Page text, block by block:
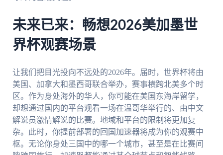
未来已来：畅想2026美加墨世
界杯观赛场景
让我们把目光投向不远处的2026年。届时，世界杯将由
美国、加拿大和墨西哥联合举办，赛事横跨北美多个时
区。作为身处海外的华人，你可能在美国东海岸留学，
却想通过国内的平台观看一场在温哥华举行的、由中文
解说员激情解说的比赛。地域和平台的限制将更加复
杂。此时，你提前部署的回国加速器将成为你的观赛中
枢。无论你身处三国中的哪一个城市，甚至是在比赛间